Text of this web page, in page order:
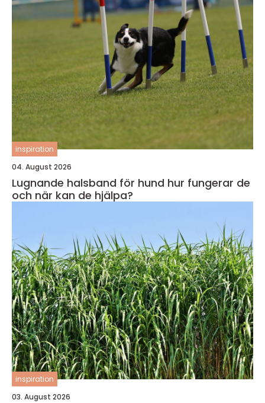
inspiration
04. August 2026
Lugnande halsband för hund hur fungerar de
och när kan de hjälpa?
inspiration
03. August 2026